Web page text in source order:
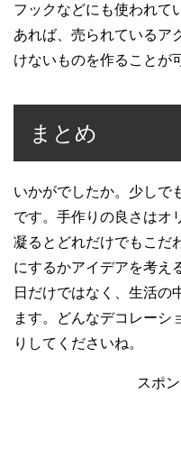
フックなどにも使われて
あれば、売られているア
けないものを作ることが
まとめ
いかがでしたか。少しで
です。手作りの良さはオ
凝るとどれだけでもこだ
にするかアイデアを考え
日だけではなく、生活の
ます。どんなデコレーシ
りしてくださいね。
スポ